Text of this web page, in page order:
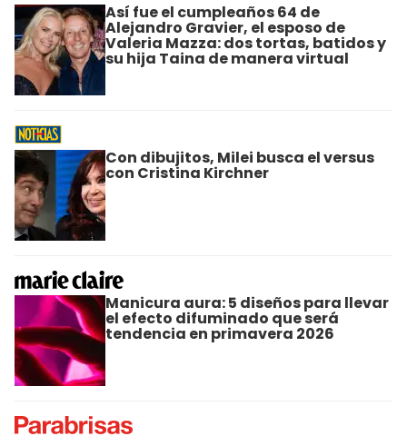
Así fue el cumpleaños 64 de
Alejandro Gravier, el esposo de
Valeria Mazza: dos tortas, batidos y
su hija Taina de manera virtual
Con dibujitos, Milei busca el versus
con Cristina Kirchner
Manicura aura: 5 diseños para llevar
el efecto difuminado que será
tendencia en primavera 2026